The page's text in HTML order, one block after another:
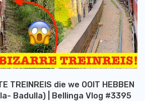
TREINREIS die we OOIT HEBBEN
Badulla) | Bellinga Vlog #3395